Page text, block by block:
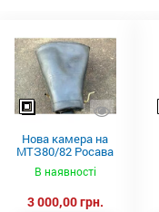
Нова камера на
МТЗ80/82 Росава
товста 15.5-38
(400-965)
В наявності
3 000,00 грн.